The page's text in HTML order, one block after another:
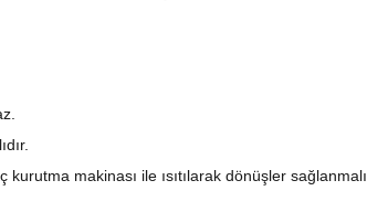
makinası ile ısıtılarak dönüşler sağlanmalı.